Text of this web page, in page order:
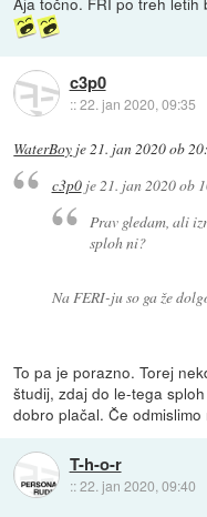
c3p0
::22. jan 2020, 09:35
WaterBoy je 21. jan 2020 ob
c3p0je21. jan 2020 ob
Prav gledam, ali
sploh ni?
Na FERI-ju so ga že
To pa je porazno. Torej
študij, zdaj do le-tega
dobro plačal. Če
T-h-o-r
::22. jan 2020, 09:40